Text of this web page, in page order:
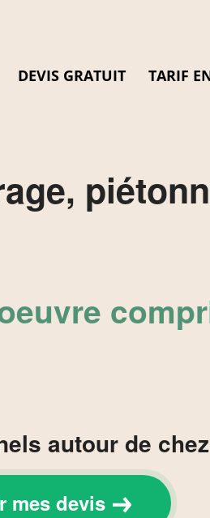
DEVIS GRATUIT TARIF
autour de
mes devis